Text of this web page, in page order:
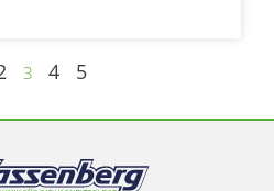
3 4 5